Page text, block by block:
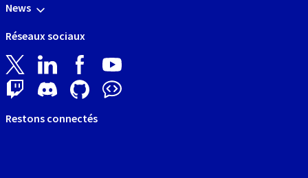
News
Réseaux sociaux
Restons connectés